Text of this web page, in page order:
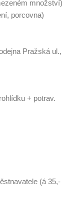
množství)
porcovna)
Pražská ul.,
+ potrav.
(á 35,-